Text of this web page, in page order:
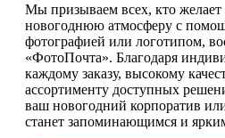
Мы призываем всех, кто желает
новогоднюю атмосферу с
фотографией или логотипом,
«ФотоПочта». Благодаря
каждому заказу, высокому
ассортименту доступных
ваш новогодний корпоратив
станет запоминающимся и